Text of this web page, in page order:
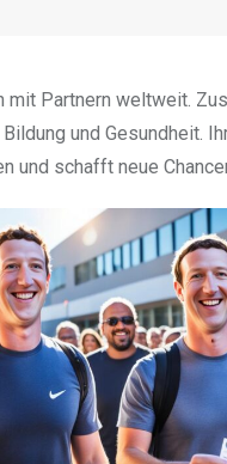
mit Partnern weltweit.
und Gesundheit.
und schafft neue